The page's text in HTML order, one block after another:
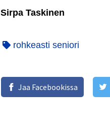
Sirpa Taskinen
rohkeasti seniori
Jaa Facebookissa